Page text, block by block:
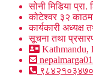
सोनी मिडिया प्रा.
कोटेश्वर ३२
कार्यकारी अध्यक्ष
सूचना तथा
Kathmandu,
९८४२१०३४७०